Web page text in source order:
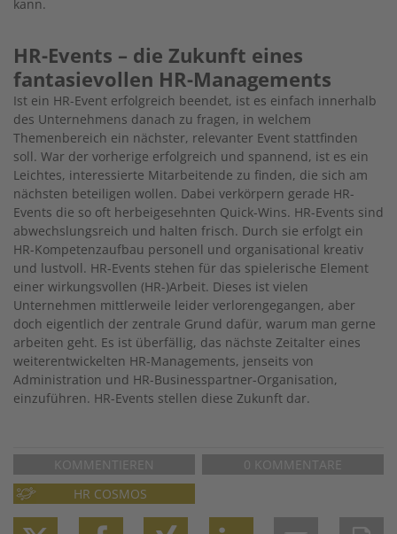
kann.
HR-Events – die Zukunft eines
fantasievollen HR-Managements
Ist ein HR-Event erfolgreich beendet, ist es einfach innerhalb
des Unternehmens danach zu fragen, in welchem
Themenbereich ein nächster, relevanter Event stattfinden
soll. War der vorherige erfolgreich und spannend, ist es ein
Leichtes, interessierte Mitarbeitende zu finden, die sich am
nächsten beteiligen wollen. Dabei verkörpern gerade HR-
Events die so oft herbeigesehnten Quick-Wins. HR-Events sind
abwechslungsreich und halten frisch. Durch sie erfolgt ein
HR-Kompetenzaufbau personell und organisational kreativ
und lustvoll. HR-Events stehen für das spielerische Element
einer wirkungsvollen (HR-)Arbeit. Dieses ist vielen
Unternehmen mittlerweile leider verlorengegangen, aber
doch eigentlich der zentrale Grund dafür, warum man gerne
arbeiten geht. Es ist überfällig, das nächste Zeitalter eines
weiterentwickelten HR-Managements, jenseits von
Administration und HR-Businesspartner-Organisation,
einzuführen. HR-Events stellen diese Zukunft dar.
KOMMENTIEREN
0 KOMMENTARE
HR COSMOS